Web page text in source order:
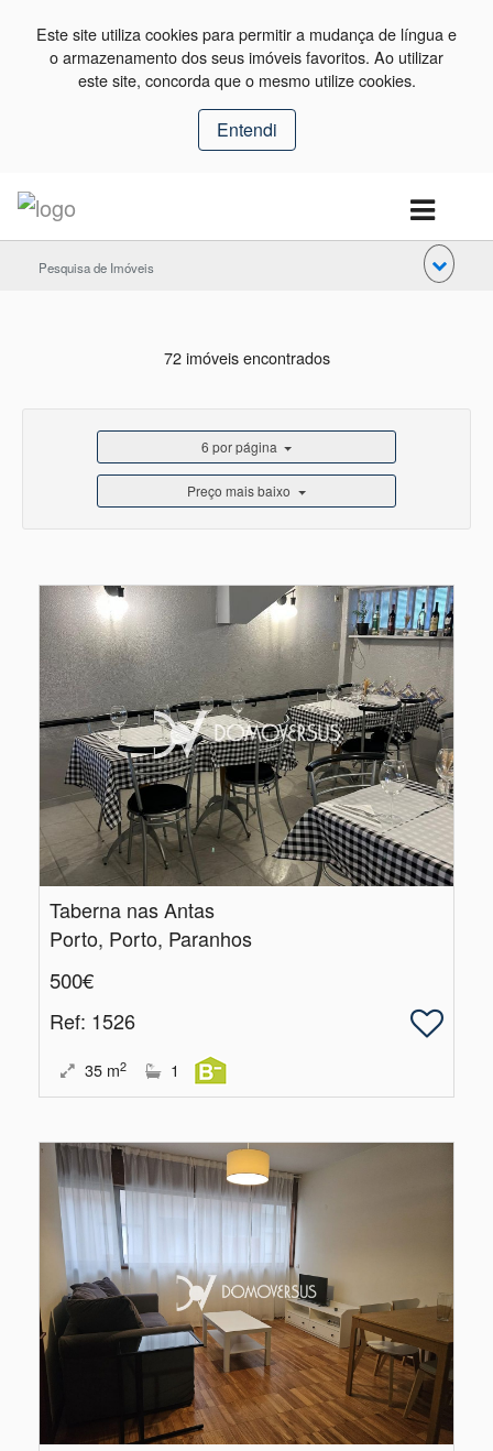
Este site utiliza cookies para permitir a mudança de língua e
o armazenamento dos seus imóveis favoritos. Ao utilizar
este site, concorda que o mesmo utilize cookies.
Entendi
Pesquisa de Imóveis
72 imóveis encontrados
6 por página
Preço mais baixo
Taberna nas Antas
Porto, Porto, Paranhos
500€
Ref: 1526
35 m2 1